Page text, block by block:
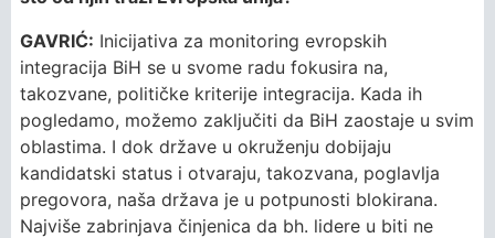
GAVRIĆ: Inicijativa za monitoring evropskih
integracija BiH se u svome radu fokusira na,
takozvane, političke kriterije integracija. Kada ih
pogledamo, možemo zaključiti da BiH zaostaje u svim
oblastima. I dok države u okruženju dobijaju
kandidatski status i otvaraju, takozvana, poglavlja
pregovora, naša država je u potpunosti blokirana.
Najviše zabrinjava činjenica da bh. lidere u biti ne